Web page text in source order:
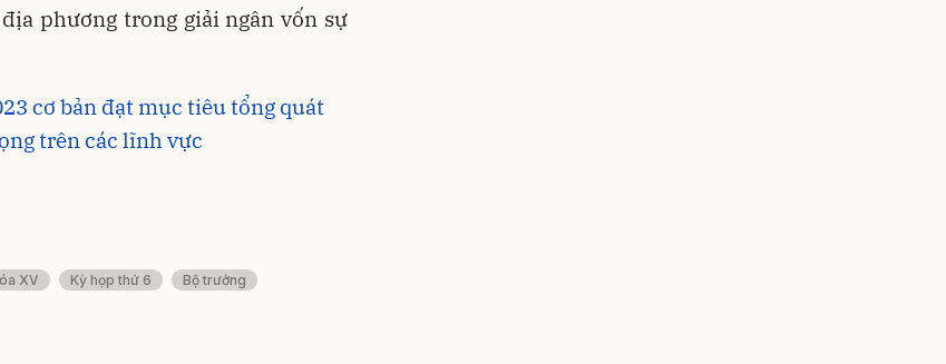
phương trong giải ngân vốn sự
cơ bản đạt mục tiêu tổng quát
trên các lĩnh vực
XV Kỳ họp thứ 6
Bộ trưởng